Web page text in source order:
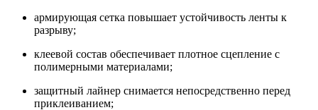
армирующая сетка повышает устойчивость ленты к
разрыву;
клеевой состав обеспечивает плотное сцепление с
полимерными материалами;
защитный лайнер снимается непосредственно перед
приклеиванием;